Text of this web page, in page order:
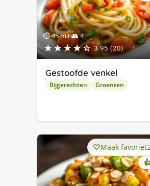
⏱ 45 min👥 4
★★★★☆ 3.95 (20)
Gestoofde venkel
Bijgerechten Groenten
Maak favoriet2